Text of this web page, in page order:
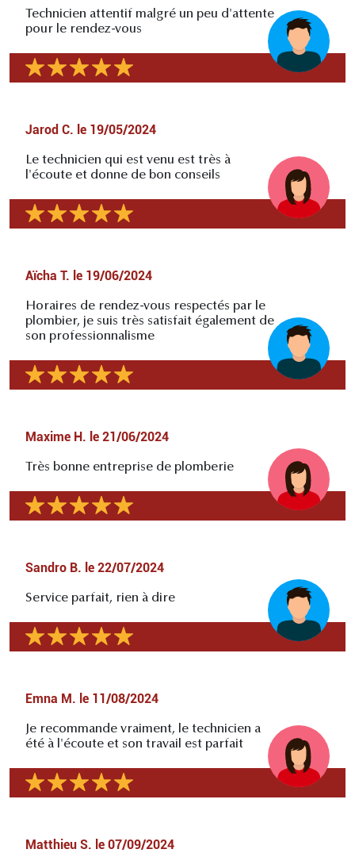
Technicien attentif malgré un peu d'attente
pour le rendez-vous
Jarod C. le 19/05/2024
Le technicien qui est venu est très à
l'écoute et donne de bon conseils
Aïcha T. le 19/06/2024
Horaires de rendez-vous respectés par le
plombier, je suis très satisfait également de
son professionnalisme
Maxime H. le 21/06/2024
Très bonne entreprise de plomberie
Sandro B. le 22/07/2024
Service parfait, rien à dire
Emna M. le 11/08/2024
Je recommande vraiment, le technicien a
été à l'écoute et son travail est parfait
Matthieu S. le 07/09/2024